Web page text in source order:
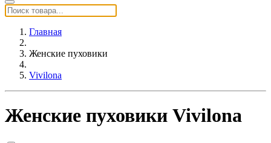
Главная
Женские пуховики
Vivilona
Женские пуховики Vivilona